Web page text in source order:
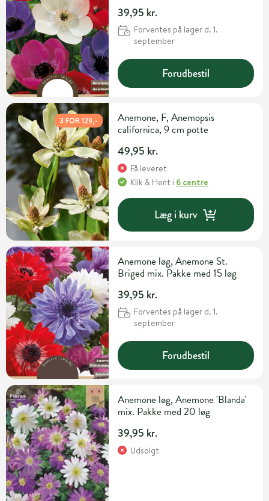
39,95 kr.
Forventes på lager d. 1.
september
Forudbestil
3 FOR 129,-
Anemone, F, Anemopsis
californica, 9 cm potte
49,95 kr.
Få leveret
Klik & Hent i 6 centre
Læg i kurv
Anemone løg, Anemone St.
Briged mix. Pakke med 15 løg
39,95 kr.
Forventes på lager d. 1.
september
Forudbestil
Anemone løg, Anemone 'Blanda'
mix. Pakke med 20 løg
39,95 kr.
Udsolgt